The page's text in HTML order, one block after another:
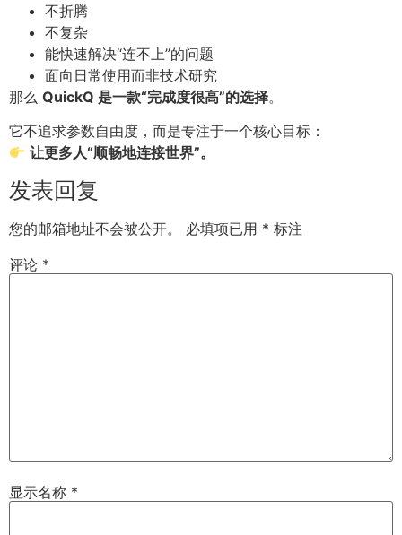
不折腾
不复杂
能快速解决“连不上”的问题
面向日常使用而非技术研究
那么 QuickQ 是一款“完成度很高”的选择。
它不追求参数自由度，而是专注于一个核心目标：
让更多人“顺畅地连接世界”。
发表回复
您的邮箱地址不会被公开。 必填项已用 * 标注
评论 *
显示名称 *